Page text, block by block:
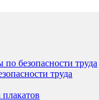
безопасности труда
труда